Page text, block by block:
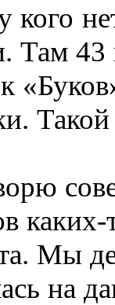
кого
Там 43
каких-
Мы
на